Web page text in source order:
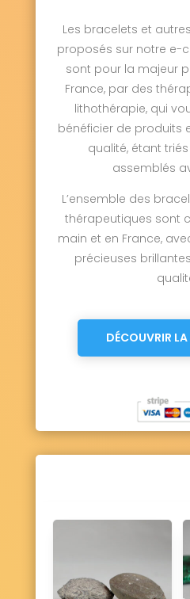
Les bracelets et
proposés sur notre e-
sont pour la majeur
France, par des
lithothérapie, qui
bénéficier de produits
qualité, étant
assemblés
L’ensemble des
thérapeutiques sont
main et en France,
précieuses
DÉCOUVRIR